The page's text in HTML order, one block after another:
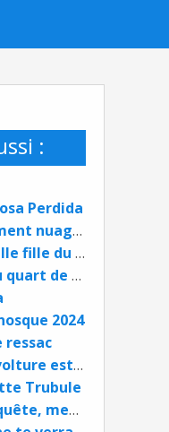
:
Perdida
Antoine Choplin : Partiellement nuageux
Agnès Desarthe : La plus belle fille du monde
Julia Huan Bernon : Éloge du quart de siècle
2024
ressac
Philippe Jaenada : La désinvolture est une bien belle chose
Trubule
Ali Rebeihi : Tante Alice enquête, meurtres en chaîne